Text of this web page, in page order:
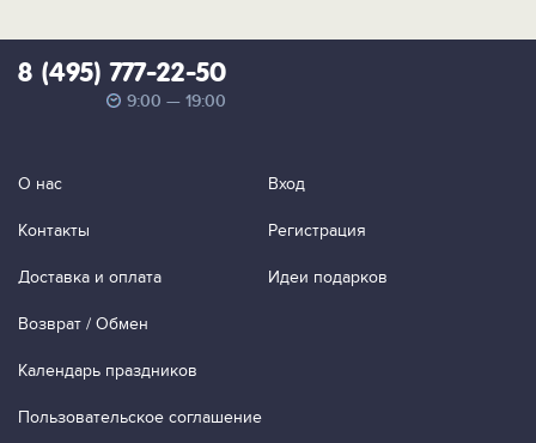
8 (495) 777-22-50
9:00 — 19:00
О нас
Контакты
Доставка и оплата
Возврат / Обмен
Календарь праздников
Пользовательское соглашение
Вход
Регистрация
Идеи подарков